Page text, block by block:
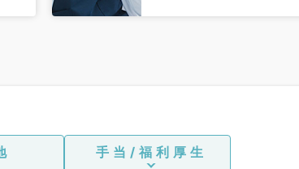
手当/福利厚生